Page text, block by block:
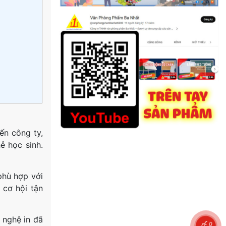
công ty,
học sinh.
hợp với
cơ hội tận
in đã 0